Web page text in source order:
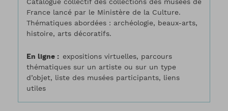
Catalogue collectif des collections des musées de
France lancé par le Ministère de la Culture.
Thématiques abordées : archéologie, beaux-arts,
histoire, arts décoratifs.
En ligne
expositions virtuelles, parcours
thématiques sur un artiste ou sur un type
d’objet, liste des musées participants, liens
utiles